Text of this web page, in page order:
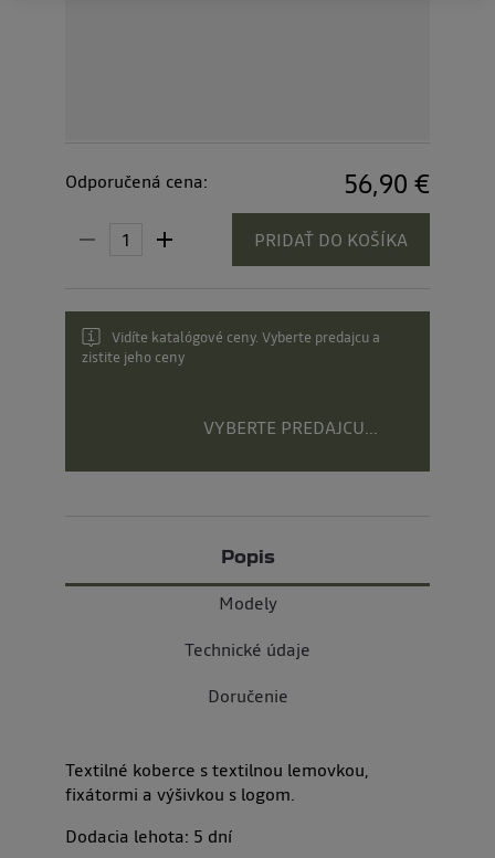
Odporučená cena: 56,90 €
PRIDAŤ DO KOŠÍKA
Vidíte katalógové ceny. Vyberte predajcu a
zistite jeho ceny
VYBERTE PREDAJCU...
Popis
Modely
Technické údaje
Doručenie
Textilné koberce s textilnou lemovkou,
fixátormi a výšivkou s logom.
Dodacia lehota: 5 dní